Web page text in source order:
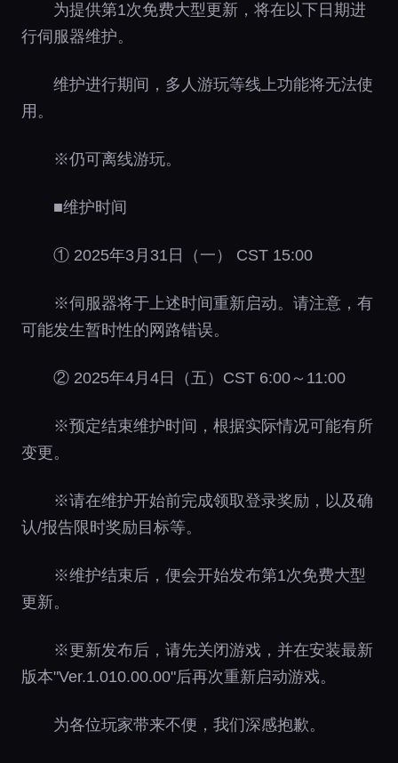
为提供第1次免费大型更新，将在以下日期进
行伺服器维护。
维护进行期间，多人游玩等线上功能将无法使
用。
※仍可离线游玩。
■维护时间
① 2025年3月31日（一） CST 15:00
※伺服器将于上述时间重新启动。请注意，有
可能发生暂时性的网路错误。
② 2025年4月4日（五）CST 6:00～11:00
※预定结束维护时间，根据实际情况可能有所
变更。
※请在维护开始前完成领取登录奖励，以及确
认/报告限时奖励目标等。
※维护结束后，便会开始发布第1次免费大型
更新。
※更新发布后，请先关闭游戏，并在安装最新
版本"Ver.1.010.00.00"后再次重新启动游戏。
为各位玩家带来不便，我们深感抱歉。